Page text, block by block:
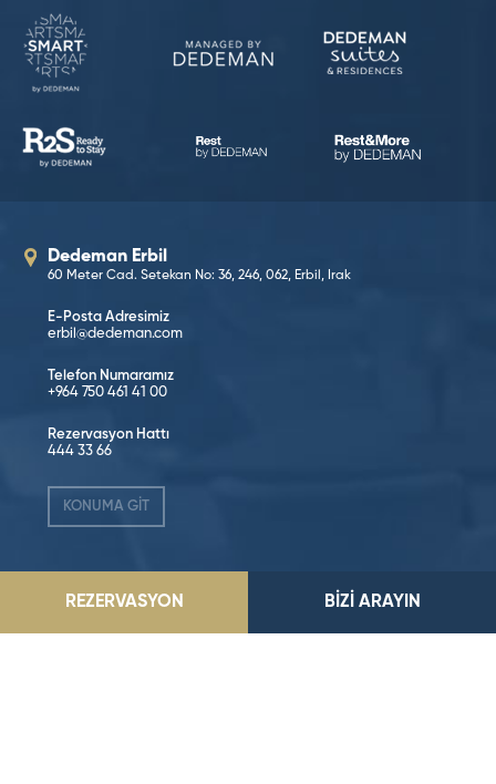
Dedeman Erbil
60 Meter Cad. Setekan No: 36, 246, 062, Erbil, Irak
E-Posta Adresimiz
erbil@dedeman.com
Telefon Numaramız
+964 750 461 41 00
Rezervasyon Hattı
444 33 66
KONUMA GİT
Sosyal Medya’da Takip Edin!
REZERVASYON BİZİ ARAYIN